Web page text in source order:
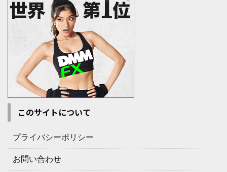
このサイトについて
プライバシーポリシー
お問い合わせ